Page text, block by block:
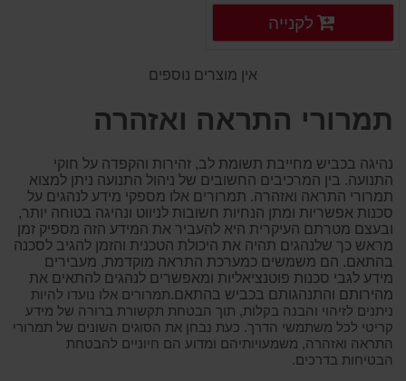
פרטים נוספים
לקנייה
אין מוצרים נוספים
תמרורי התראה ואזהרה
נהיגה בכביש מחייבת תשומת לב, זהירות והקפדה על חוקי
התנועה. בין המרכיבים החשובים של ניהול התנועה ניתן למצוא
תמרורי התראה ואזהרה. תמרורים אלו מספקי מידע לנהגים על
סכנות אפשריות ומתן הנחיות חשובות לניווט ונהיגה בטוחה יותר,
ובעצם מטרתם העיקרית היא להעביר את המידע הזה מספיק זמן
מראש כך שלנהגים תהיה את היכולת הטכנית והזמן להגיב לסכנה
בהתאם. הם משמשים כמערכת התראה מוקדמת, מעבירים
מידע לגבי סכנות פוטנציאליות ומאפשרים לנהגים להתאים את
מהירותם והתנהגותם בכביש בהתאם.תמרורים אלו נועדו להיות
ניתנים לזיהוי והבנה בקלות, תוך הבטחת תקשורת ברורה של מידע
קריטי לכל משתמשי הדרך. כעת נבחן את הסוגים השונים של תמרורי
התראה ואזהרה, משמעויותיהם ומדוע הם חיוניים להבטחת
הבטיחות בדרכים.